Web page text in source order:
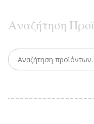
Αναζήτηση
Search for: